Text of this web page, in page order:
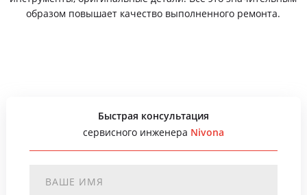
образом повышает качество выполненного ремонта.
Быстрая консультация
сервисного инженера Nivona